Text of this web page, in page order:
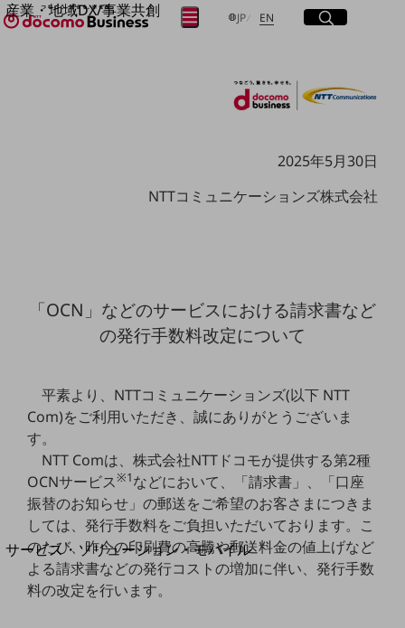
産業・地域DX/事業共創
OPEN HUB for Plural Futures
「社会可能性」を探究・実装する事業共創エコシステムです。
Smart Mobility
生成AI(Generative AI)
地域社会を支える皆さまと地域課題の解決や
地域経済のさらなる活性化に取り組みます
自治体・地域社会との共創
LGPF(Local Government Platform)
別ウィンドウで開きます
サービス・ソリューション・モバイル
サービス・ソリューションTOP
DXに関する課題を解決する
JP日本語
EN Englishサイト内検索
開く
メニュー
開く
フリーワードでNTTドコモビジネスの
2025年5月30日
NTTコミュニケーションズ株式会社
「OCN」などのサービスにおける請求書など
の発行手数料改定について
平素より、NTTコミュニケーションズ(以下 NTT
Com)をご利用いただき、誠にありがとうございま
す。
NTT Comは、株式会社NTTドコモが提供する第2種
OCNサービス※1などにおいて、「請求書」、「口座
振替のお知らせ」の郵送をご希望のお客さまにつきま
しては、発行手数料をご負担いただいております。こ
のたび、昨今の印刷費の高騰や郵送料金の値上げなど
よる請求書などの発行コストの増加に伴い、発行手数
料の改定を行います。